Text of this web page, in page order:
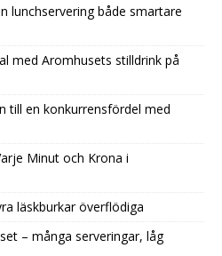
lunchservering både smartare
med Aromhusets stilldrink på
till en konkurrensfördel med
Minut och Krona i
läskburkar överflödiga
– många serveringar, låg